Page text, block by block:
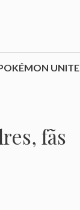
UNITE
fãs